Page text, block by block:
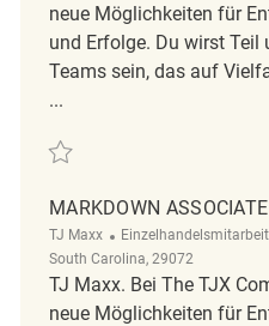
neue Möglichkeiten für
und Erfolge. Du wirst Teil
Teams sein, das auf
...
Retten Markdown Associate
MARKDOWN ASSOCIATE
TJ Maxx Kategorie
South Carolina, 29072
TJ Maxx. Bei The TJX
neue Möglichkeiten für